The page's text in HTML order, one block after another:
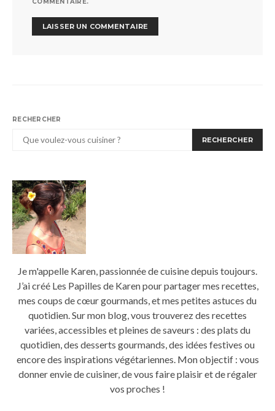
RECHERCHER
RECHERCHER
Je m'appelle Karen, passionnée de cuisine depuis toujours.
J’ai créé Les Papilles de Karen pour partager mes recettes,
mes coups de cœur gourmands, et mes petites astuces du
quotidien. Sur mon blog, vous trouverez des recettes
variées, accessibles et pleines de saveurs : des plats du
quotidien, des desserts gourmands, des idées festives ou
encore des inspirations végétariennes. Mon objectif : vous
donner envie de cuisiner, de vous faire plaisir et de régaler
vos proches !